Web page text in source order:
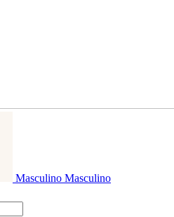
Masculino Masculino